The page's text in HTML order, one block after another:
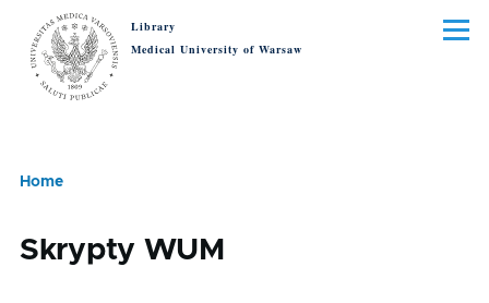
Skip to main content
Library
Medical University of Warsaw
Menu
Home
Skrypty WUM